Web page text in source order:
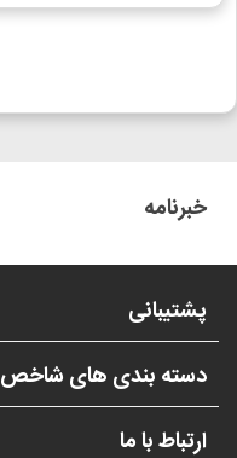
خبرنامه
پشتیبانی
دسته بندی های شاخص
ارتباط با ما